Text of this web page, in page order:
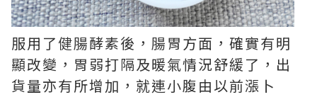
服用了健腸酵素後，腸胃方面，確實有明
顯改變，胃弱打隔及暖氣情況舒緩了，出
貨量亦有所增加，就連小腹由以前漲卜